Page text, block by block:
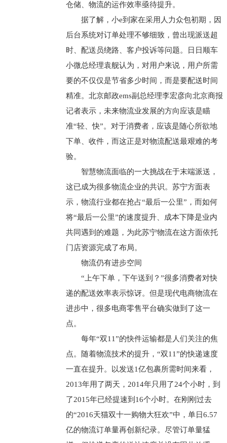
仓储、物流的运作效率亟待提升。
据了解，小e到家在采用人力众包初期，因
后台系统对订单处理不够细致，曾出现派送超
时、配送员绕路、客户投诉等问题。日日顺车
小微总经理袁舰认为，对用户来说，用户所需
要的不仅仅是节省多少时间，而是要配送时间
精准。北京邮政ems副总经理李宏彦向北京商报
记者表示，未来物流业发展的方向应该是瞄
准“轻、快”。对于消费者，应该是随心所欲地
下单、收件，而这正是对物流配送最艰难的考
验。
智慧物流面临的一大挑战在于末端派送，
这已成为很多物流企业的共识。苏宁方面表
示，物流行业都在抢占“最后一公里”，而如何
将“最后一公里”的速度提升、成本下降是业内
共同遇到的难题，为此苏宁物流在这方面依托
门店资源完成了布局。
物流仍有进步空间
“上午下单，下午送到？”很多消费者对快
递的配送效率表示惊讶。但是现代电商物流在
进步中，很多电商零售平台确实做到了这一
点。
每年“双11”的快件运输都是人们关注的焦
点。随着物流技术的提升，“双11”的快递速度
一直在提升。以发送1亿包裹所需时间来看，
2013年用了两天，2014年只用了24个小时，到
了2015年已经提速到16个小时。在刚刚过去
的“2016天猫双十一购物大狂欢”中，单日6.57
亿的物流订单量再创新纪录。尽管订单量猛